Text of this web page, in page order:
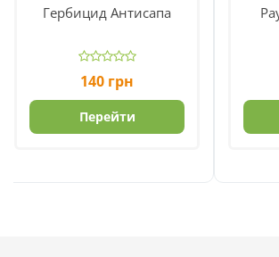
Гербицид Антисапа
140 грн
Перейти